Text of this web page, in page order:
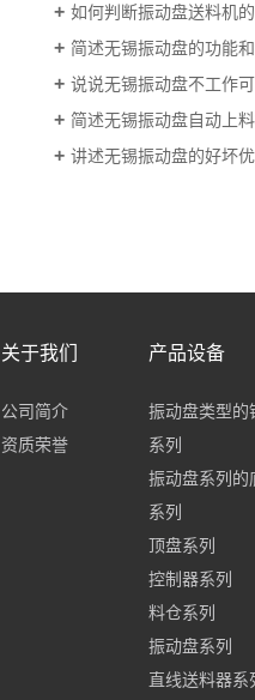
如何判断振动盘送料机的
简述无锡振动盘的功能
说说无锡振动盘不工作可
简述无锡振动盘自动上料
讲述无锡振动盘的好坏
关于我们
公司简介
资质荣誉
产品设备
振动盘类型的
系列
振动盘系列的
系列
顶盘系列
控制器系列
料仓系列
振动盘系列
直线送料器系